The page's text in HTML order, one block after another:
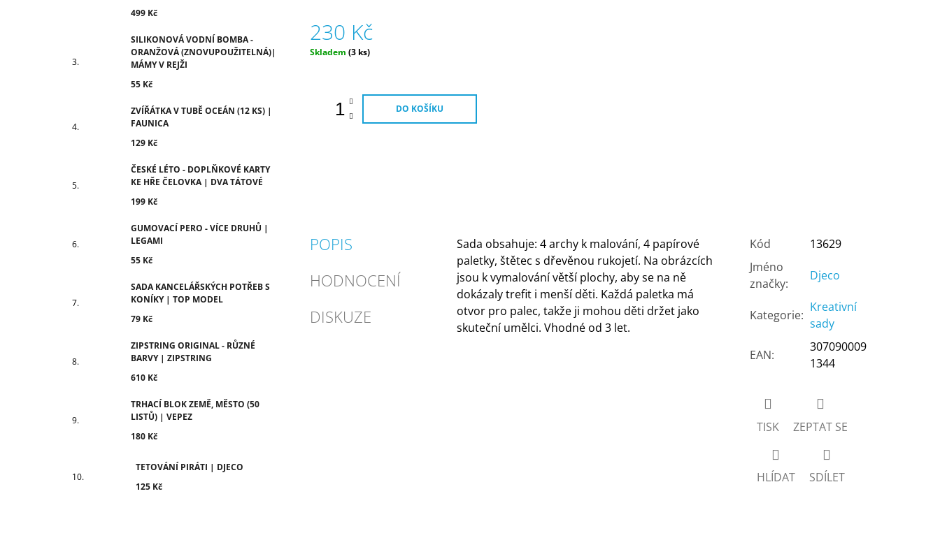
499 Kč
SILIKONOVÁ VODNÍ BOMBA -
ORANŽOVÁ (ZNOVUPOUŽITELNÁ)|
MÁMY V REJŽI
55 Kč
ZVÍŘÁTKA V TUBĚ OCEÁN (12 KS) |
FAUNICA
129 Kč
ČESKÉ LÉTO - DOPLŇKOVÉ KARTY
KE HŘE ČELOVKA | DVA TÁTOVÉ
199 Kč
GUMOVACÍ PERO - VÍCE DRUHŮ |
LEGAMI
55 Kč
SADA KANCELÁŘSKÝCH POTŘEB S
KONÍKY | TOP MODEL
79 Kč
ZIPSTRING ORIGINAL - RŮZNÉ
BARVY | ZIPSTRING
610 Kč
TRHACÍ BLOK ZEMĚ, MĚSTO (50
LISTŮ) | VEPEZ
180 Kč
TETOVÁNÍ PIRÁTI | DJECO
125 Kč
230 Kč
Měrná
Skladem (3 ks)
DO KOŠÍKU
POPIS
HODNOCENÍ
DISKUZE
Sada obsahuje: 4 archy k malování, 4 papírové
paletky, štětec s dřevěnou rukojetí. Na obrázcích
jsou k vymalování větší plochy, aby se na ně
dokázaly trefit i menší děti. Každá paletka má
otvor pro palec, takže ji mohou děti držet jako
skuteční umělci. Vhodné od 3 let.
Kód
13629
Jméno
značky:
Djeco
Kategorie:
Kreativní
sady
EAN:
307090009
1344
TISK ZEPTAT SE
HLÍDAT SDÍLET